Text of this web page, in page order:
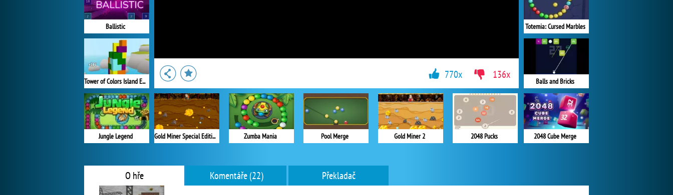
Ballistic
Tower of Colors Island Edition
Jungle Legend
Totemia: Cursed Marbles
Balls and Bricks
2048 Cube Merge
Gold Miner Special Edition Zumba Mania Pool Merge Gold Miner 2 2048 Pucks
770x 136x
O hře Komentáře (22) Překladač